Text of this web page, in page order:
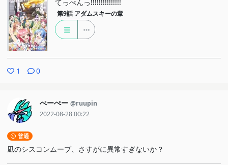
てっぺんっ!!!!!!!!!!!!!!!
第9話 アダムスキーの章
1 0
ぺーぺー @ruupin
2022-08-28 00:22
普通
凪のシスコンムーブ、さすがに異常すぎないか？